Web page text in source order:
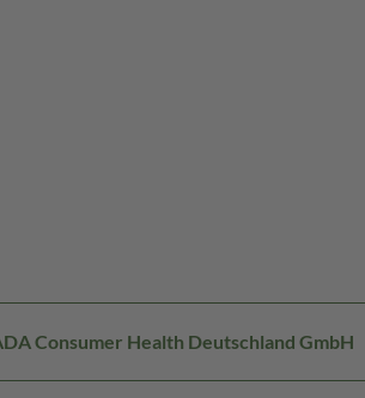
Consumer Health Deutschland GmbH